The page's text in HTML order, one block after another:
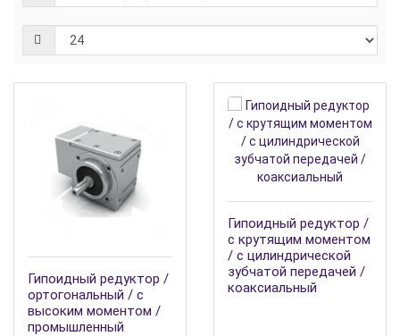
Гипоидный редуктор /
ортогональный / с
высоким моментом /
промышленный
Гипоидный редуктор /
с крутящим моментом
/ с цилиндрической
зубчатой передачей /
коаксиальный